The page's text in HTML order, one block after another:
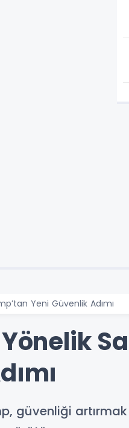
Yeni Güvenlik Adımı
güvenliği